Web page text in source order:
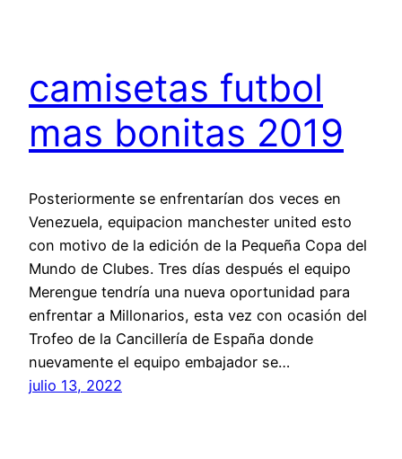
camisetas futbol
mas bonitas 2019
Posteriormente se enfrentarían dos veces en
Venezuela, equipacion manchester united esto
con motivo de la edición de la Pequeña Copa del
Mundo de Clubes. Tres días después el equipo
Merengue tendría una nueva oportunidad para
enfrentar a Millonarios, esta vez con ocasión del
Trofeo de la Cancillería de España donde
nuevamente el equipo embajador se…
julio 13, 2022